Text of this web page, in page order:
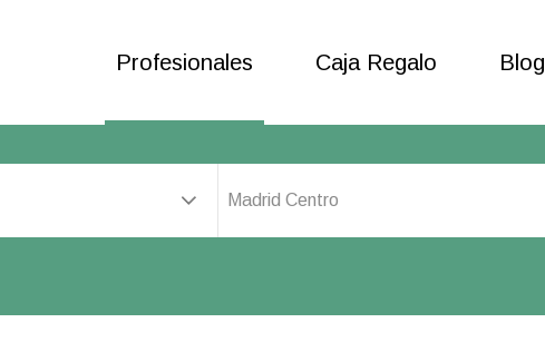
Profesionales Caja Regalo Blog
Madrid Centro